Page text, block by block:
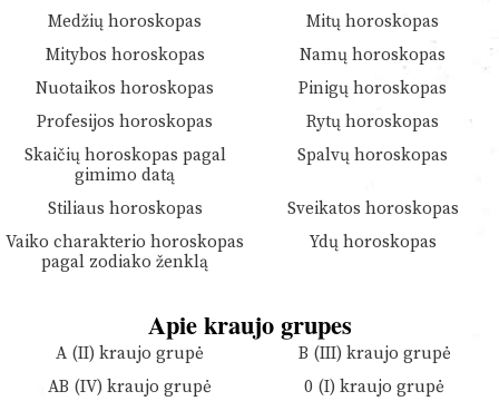
Medžių horoskopas
Mitų horoskopas
Mitybos horoskopas
Namų horoskopas
Nuotaikos horoskopas
Pinigų horoskopas
Profesijos horoskopas
Rytų horoskopas
Skaičių horoskopas pagal
gimimo datą
Spalvų horoskopas
Stiliaus horoskopas
Sveikatos horoskopas
Vaiko charakterio horoskopas
pagal zodiako ženklą
Ydų horoskopas
Apie kraujo grupes
A (II) kraujo grupė
B (III) kraujo grupė
AB (IV) kraujo grupė
0 (I) kraujo grupė